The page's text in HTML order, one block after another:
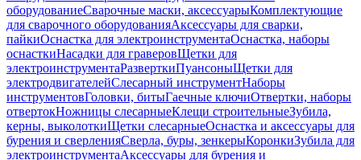
оборудованиеСварочные маски, аксессуарыКомплектующие
для сварочного оборудованияАксессуары для сварки,
пайкиОснастка для электроинструментаОснастка, наборы
оснасткиНасадки для граверовЩетки для
электроинструментаРазверткиПуансоныЩетки для
электродвигателейСлесарный инструментНаборы
инструментовГоловки, битыГаечные ключиОтвертки, наборы
отвертокНожницы слесарныеКлещи строительныеЗубила,
керны, выколоткиЩетки слесарныеОснастка и аксессуары для
бурения и сверленияСверла, буры, зенкерыКоронкиЗубила для
электроинструментаАксессуары для бурения и